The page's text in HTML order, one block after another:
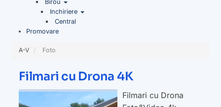
Birou
Inchiriere
Central
Promovare
A-V Foto
Filmari cu Drona 4K
Filmari cu Drona